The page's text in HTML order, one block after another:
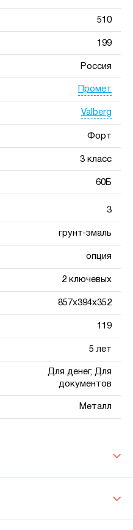
510
199
Россия
Промет
Valberg
Форт
3 класс
60Б
3
грунт-эмаль
опция
2 ключевых
857x394x352
119
5 лет
Для денег, Для
документов
Металл